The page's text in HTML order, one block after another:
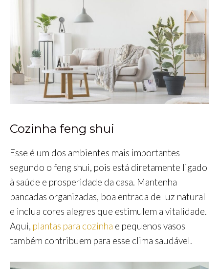
Cozinha feng shui
Esse é um dos ambientes mais importantes
segundo o feng shui, pois está diretamente ligado
à saúde e prosperidade da casa. Mantenha
bancadas organizadas, boa entrada de luz natural
e inclua cores alegres que estimulem a vitalidade.
Aqui, plantas para cozinha e pequenos vasos
também contribuem para esse clima saudável.